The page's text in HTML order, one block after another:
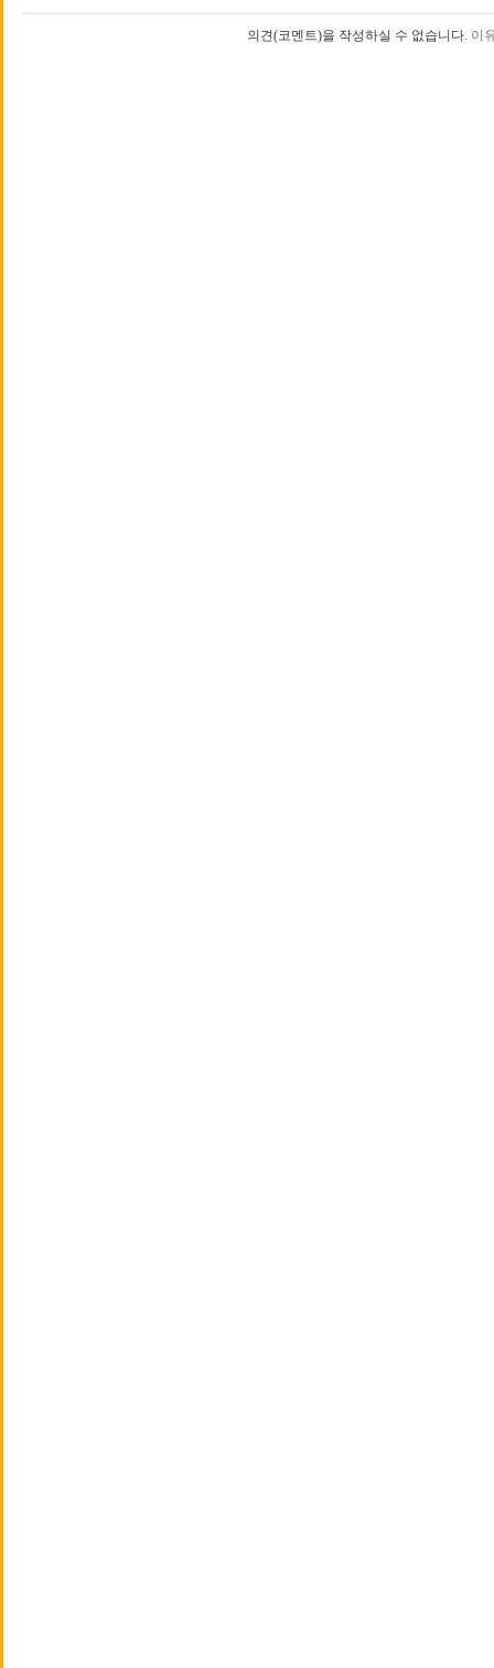
의견(코멘트)을 작성하실 수 없습니다. 이